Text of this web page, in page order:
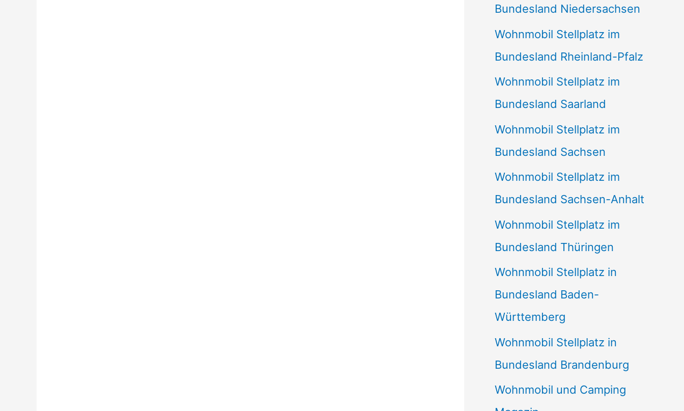
Bundesland Niedersachsen
Wohnmobil Stellplatz im
Bundesland Rheinland-Pfalz
Wohnmobil Stellplatz im
Bundesland Saarland
Wohnmobil Stellplatz im
Bundesland Sachsen
Wohnmobil Stellplatz im
Bundesland Sachsen-Anhalt
Wohnmobil Stellplatz im
Bundesland Thüringen
Wohnmobil Stellplatz in
Bundesland Baden-
Württemberg
Wohnmobil Stellplatz in
Bundesland Brandenburg
Wohnmobil und Camping